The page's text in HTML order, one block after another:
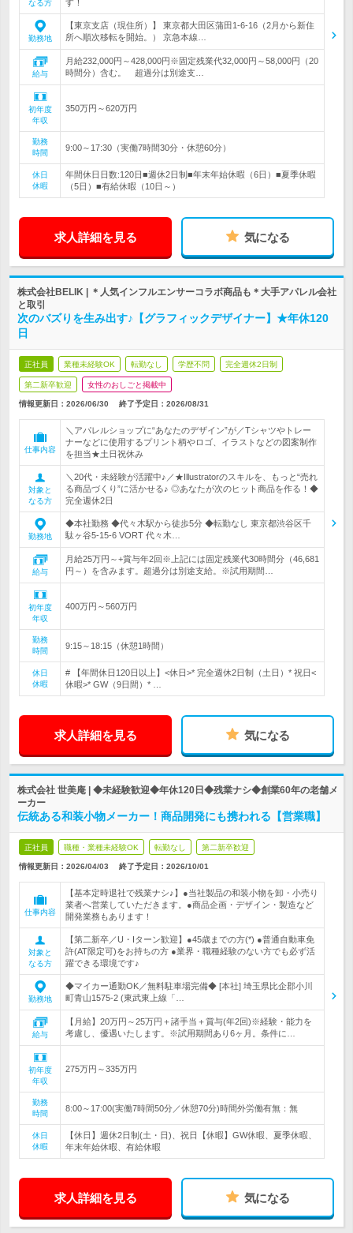
なる方 す！
勤務地
【東京支店（現住所）】 東京都大田区蒲田1-6-16（2月から新住
所へ順次移転を開始。） 京急本線…
給与
月給232,000円～428,000円※固定残業代32,000円～58,000円（20
時間分）含む。 超過分は別途支…
初年度
年収
350万円～620万円
勤務
時間
9:00～17:30（実働7時間30分・休憩60分）
休日
休暇
年間休日日数:120日■週休2日制■年末年始休暇（6日）■夏季休暇
（5日）■有給休暇（10日～）
求人詳細を見る 気になる
株式会社BELIK | ＊人気インフルエンサーコラボ商品も＊大手アパレル会社
と取引
次のバズりを生み出す♪【グラフィックデザイナー】★年休120
日
正社員 業種未経験OK 転勤なし 学歴不問 完全週休2日制
第二新卒歓迎 女性のおしごと掲載中
情報更新日：2026/06/30 終了予定日： 2026/08/31
仕事内容
＼アパレルショップに“あなたのデザイン”が／Tシャツやトレー
ナーなどに使用するプリント柄やロゴ、イラストなどの図案制作
を担当★土日祝休み
対象と
なる方
＼20代・未経験が活躍中♪／★Illustratorのスキルを、もっと“売れ
る商品づくり”に活かせる♪ ◎あなたが次のヒット商品を作る！◆
完全週休2日
勤務地
◆本社勤務 ◆代々木駅から徒歩5分 ◆転勤なし 東京都渋谷区千
駄ヶ谷5-15-6 VORT 代々木…
給与
月給25万円～+賞与年2回※上記には固定残業代30時間分（46,681
円～）を含みます。超過分は別途支給。※試用期間…
初年度
年収
400万円～560万円
勤務
時間
9:15～18:15（休憩1時間）
休日
休暇
# 【年間休日120日以上】<休日>* 完全週休2日制（土日）* 祝日<
休暇>* GW（9日間）* …
求人詳細を見る 気になる
株式会社 世美庵 | ◆未経験歓迎◆年休120日◆残業ナシ◆創業60年の老舗メ
ーカー
伝統ある和装小物メーカー！商品開発にも携われる【営業職】
正社員 職種・業種未経験OK 転勤なし 第二新卒歓迎
情報更新日：2026/04/03 終了予定日： 2026/10/01
仕事内容
【基本定時退社で残業ナシ♪】●当社製品の和装小物を卸・小売り
業者へ営業していただきます。●商品企画・デザイン・製造など
開発業務もあります！
対象と
なる方
【第二新卒／U・Iターン歓迎】●45歳までの方(*) ●普通自動車免
許(AT限定可)をお持ちの方 ●業界・職種経験のない方でも必ず活
躍できる環境です♪
勤務地
◆マイカー通勤OK／無料駐車場完備◆ [本社] 埼玉県比企郡小川
町青山1575-2 (東武東上線「…
給与
【月給】20万円～25万円＋諸手当＋賞与(年2回)※経験・能力を
考慮し、優遇いたします。※試用期間あり6ヶ月。条件に…
初年度
年収
275万円～335万円
勤務
時間
8:00～17:00(実働7時間50分／休憩70分)時間外労働有無：無
休日
休暇
【休日】週休2日制(土・日)、祝日【休暇】GW休暇、夏季休暇、
年末年始休暇、有給休暇
求人詳細を見る 気になる